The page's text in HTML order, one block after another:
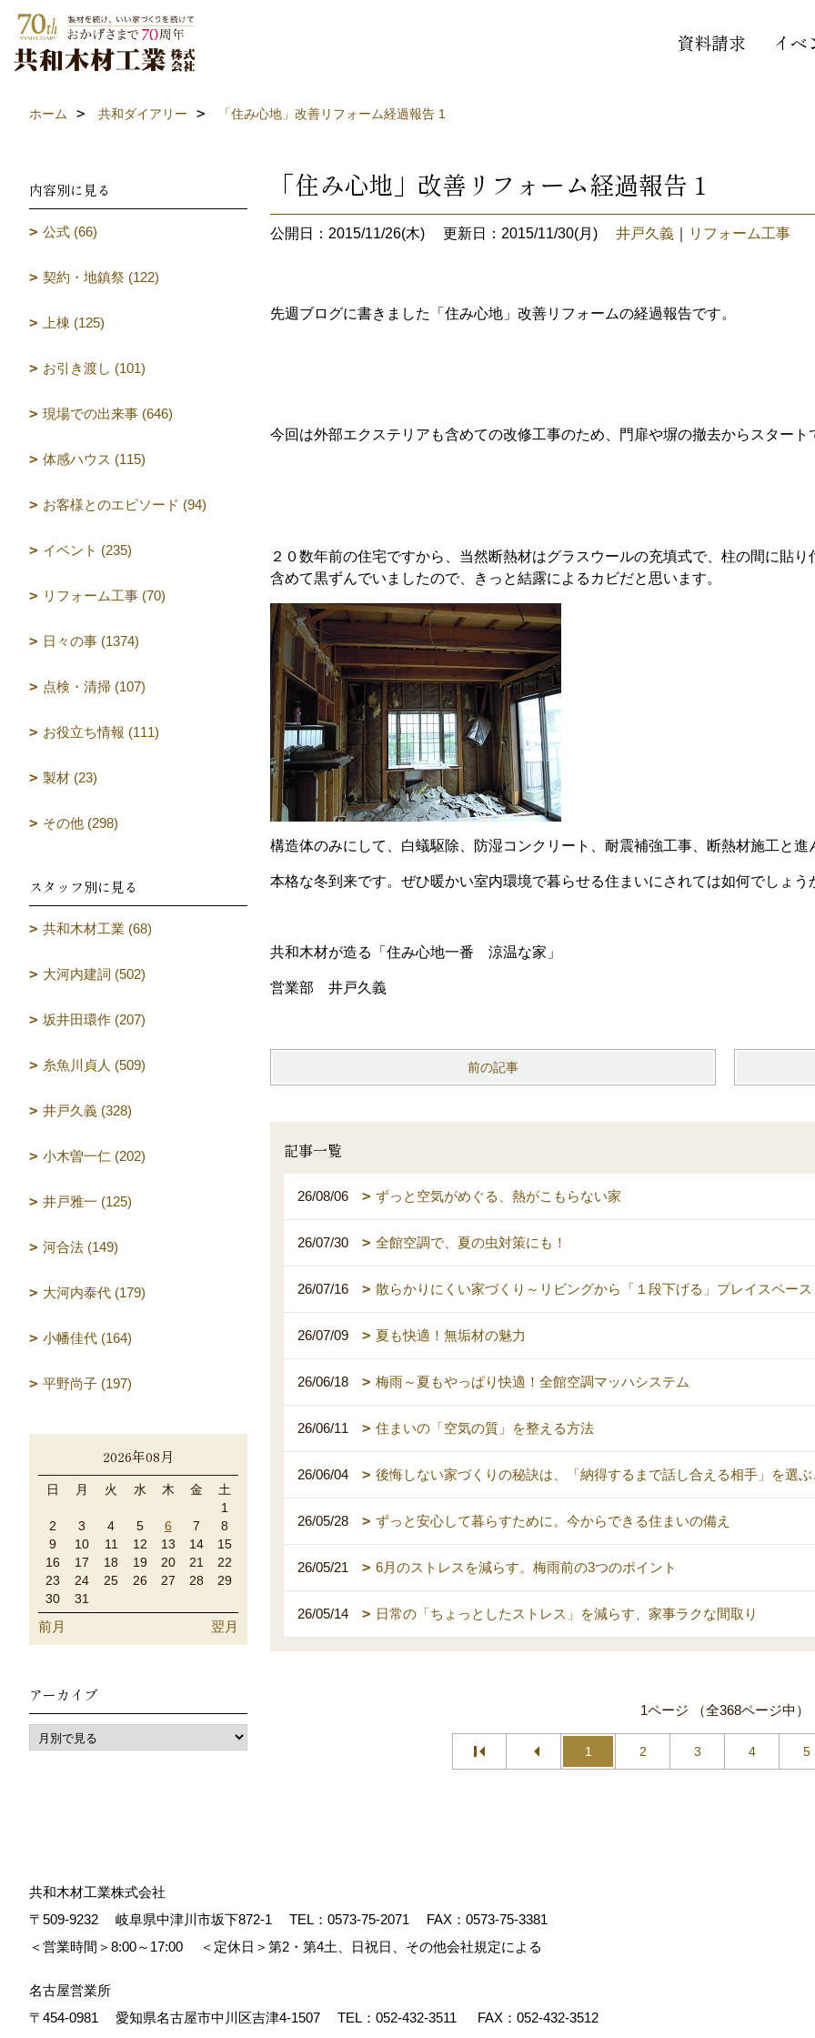
資料請求 イベ
ホーム 共和ダイアリー 「住み心地」改善リフォーム経過報告 1
「住み心地」改善リフォーム経過報告 1
公開日：2015/11/26(木) 更新日：2015/11/30(月) 井戸久義 リフォーム工事
先週ブログに書きました「住み心地」改善リフォームの経過報告です。
今回は外部エクステリアも含めての改修工事のため、門扉や塀の撤去からスタート
２０数年前の住宅ですから、当然断熱材はグラスウールの充填式で、柱の間に貼
含めて黒ずんでいましたので、きっと結露によるカビだと思います。
構造体のみにして、白蟻駆除、防湿コンクリート、耐震補強工事、断熱材施工と
本格な冬到来です。ぜひ暖かい室内環境で暮らせる住まいにされては如何でしょう
共和木材が造る「住み心地一番 涼温な家」
営業部 井戸久義
前の記事
記事一覧
26/08/06 ずっと空気がめぐる、熱がこもらない家
26/07/30 全館空調で、夏の虫対策にも！
26/07/16 散らかりにくい家づくり～リビングから「１段下げる」プレイスペース
26/07/09 夏も快適！無垢材の魅力
26/06/18 梅雨～夏もやっぱり快適！全館空調マッハシステム
26/06/11 住まいの「空気の質」を整える方法
26/06/04 後悔しない家づくりの秘訣は、「納得するまで話し合える相手」を選
26/05/28 ずっと安心して暮らすために。今からできる住まいの備え
26/05/21 6月のストレスを減らす。梅雨前の3つのポイント
26/05/14 日常の「ちょっとしたストレス」を減らす、家事ラクな間取り
1ページ （全368ページ中）
1 2 3 4 5
内容別に見る
公式 (66)
契約・地鎮祭 (122)
上棟 (125)
お引き渡し (101)
現場での出来事 (646)
体感ハウス (115)
お客様とのエピソード (94)
イベント (235)
リフォーム工事 (70)
日々の事 (1374)
点検・清掃 (107)
お役立ち情報 (111)
製材 (23)
その他 (298)
スタッフ別に見る
共和木材工業 (68)
大河内建詞 (502)
坂井田環作 (207)
糸魚川貞人 (509)
井戸久義 (328)
小木曽一仁 (202)
井戸雅一 (125)
河合法 (149)
大河内泰代 (179)
小幡佳代 (164)
平野尚子 (197)
2026年08月
日 月 火 水 木 金
土
1
2
3 4 5 6 7
8
9
10 11 12 13 14
15
16
17 18 19 20 21
22
23
24 25 26 27 28
29
30
31
前月 翌月
アーカイブ
共和木材工業株式会社
〒509-9232
岐阜県中津川市坂下872‐1 TEL： 0573-75-2071
FAX：0573-75-3381
＜営業時間＞8:00～17:00
＜定休日＞第2・第4土、日祝日、その他会社規定による
名古屋営業所
〒454-0981
愛知県名古屋市中川区吉津4-1507 TEL： 052-432-3511 FAX：052-432-3512